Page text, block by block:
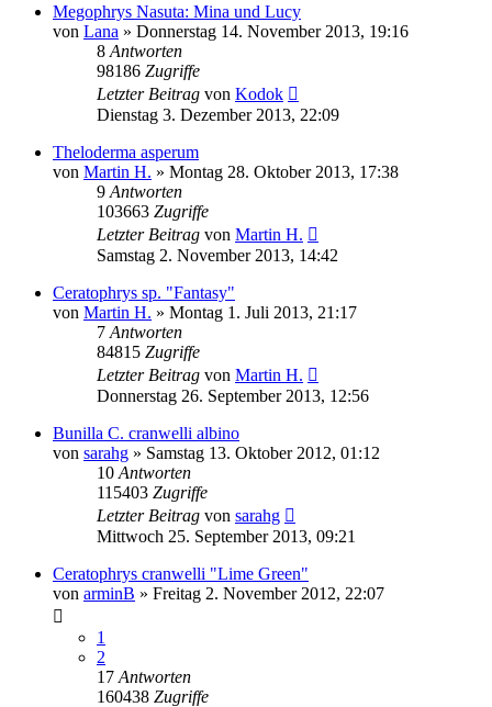
Megophrys Nasuta: Mina und Lucy
von Lana » Donnerstag 14. November 2013, 19:16
8 Antworten
98186 Zugriffe
Letzter Beitrag von Kodok
Dienstag 3. Dezember 2013, 22:09
Theloderma asperum
von Martin H. » Montag 28. Oktober 2013, 17:38
9 Antworten
103663 Zugriffe
Letzter Beitrag von Martin H.
Samstag 2. November 2013, 14:42
Ceratophrys sp. "Fantasy"
von Martin H. » Montag 1. Juli 2013, 21:17
7 Antworten
84815 Zugriffe
Letzter Beitrag von Martin H.
Donnerstag 26. September 2013, 12:56
Bunilla C. cranwelli albino
von sarahg » Samstag 13. Oktober 2012, 01:12
10 Antworten
115403 Zugriffe
Letzter Beitrag von sarahg
Mittwoch 25. September 2013, 09:21
Ceratophrys cranwelli "Lime Green"
von arminB » Freitag 2. November 2012, 22:07
1
2
17 Antworten
160438 Zugriffe